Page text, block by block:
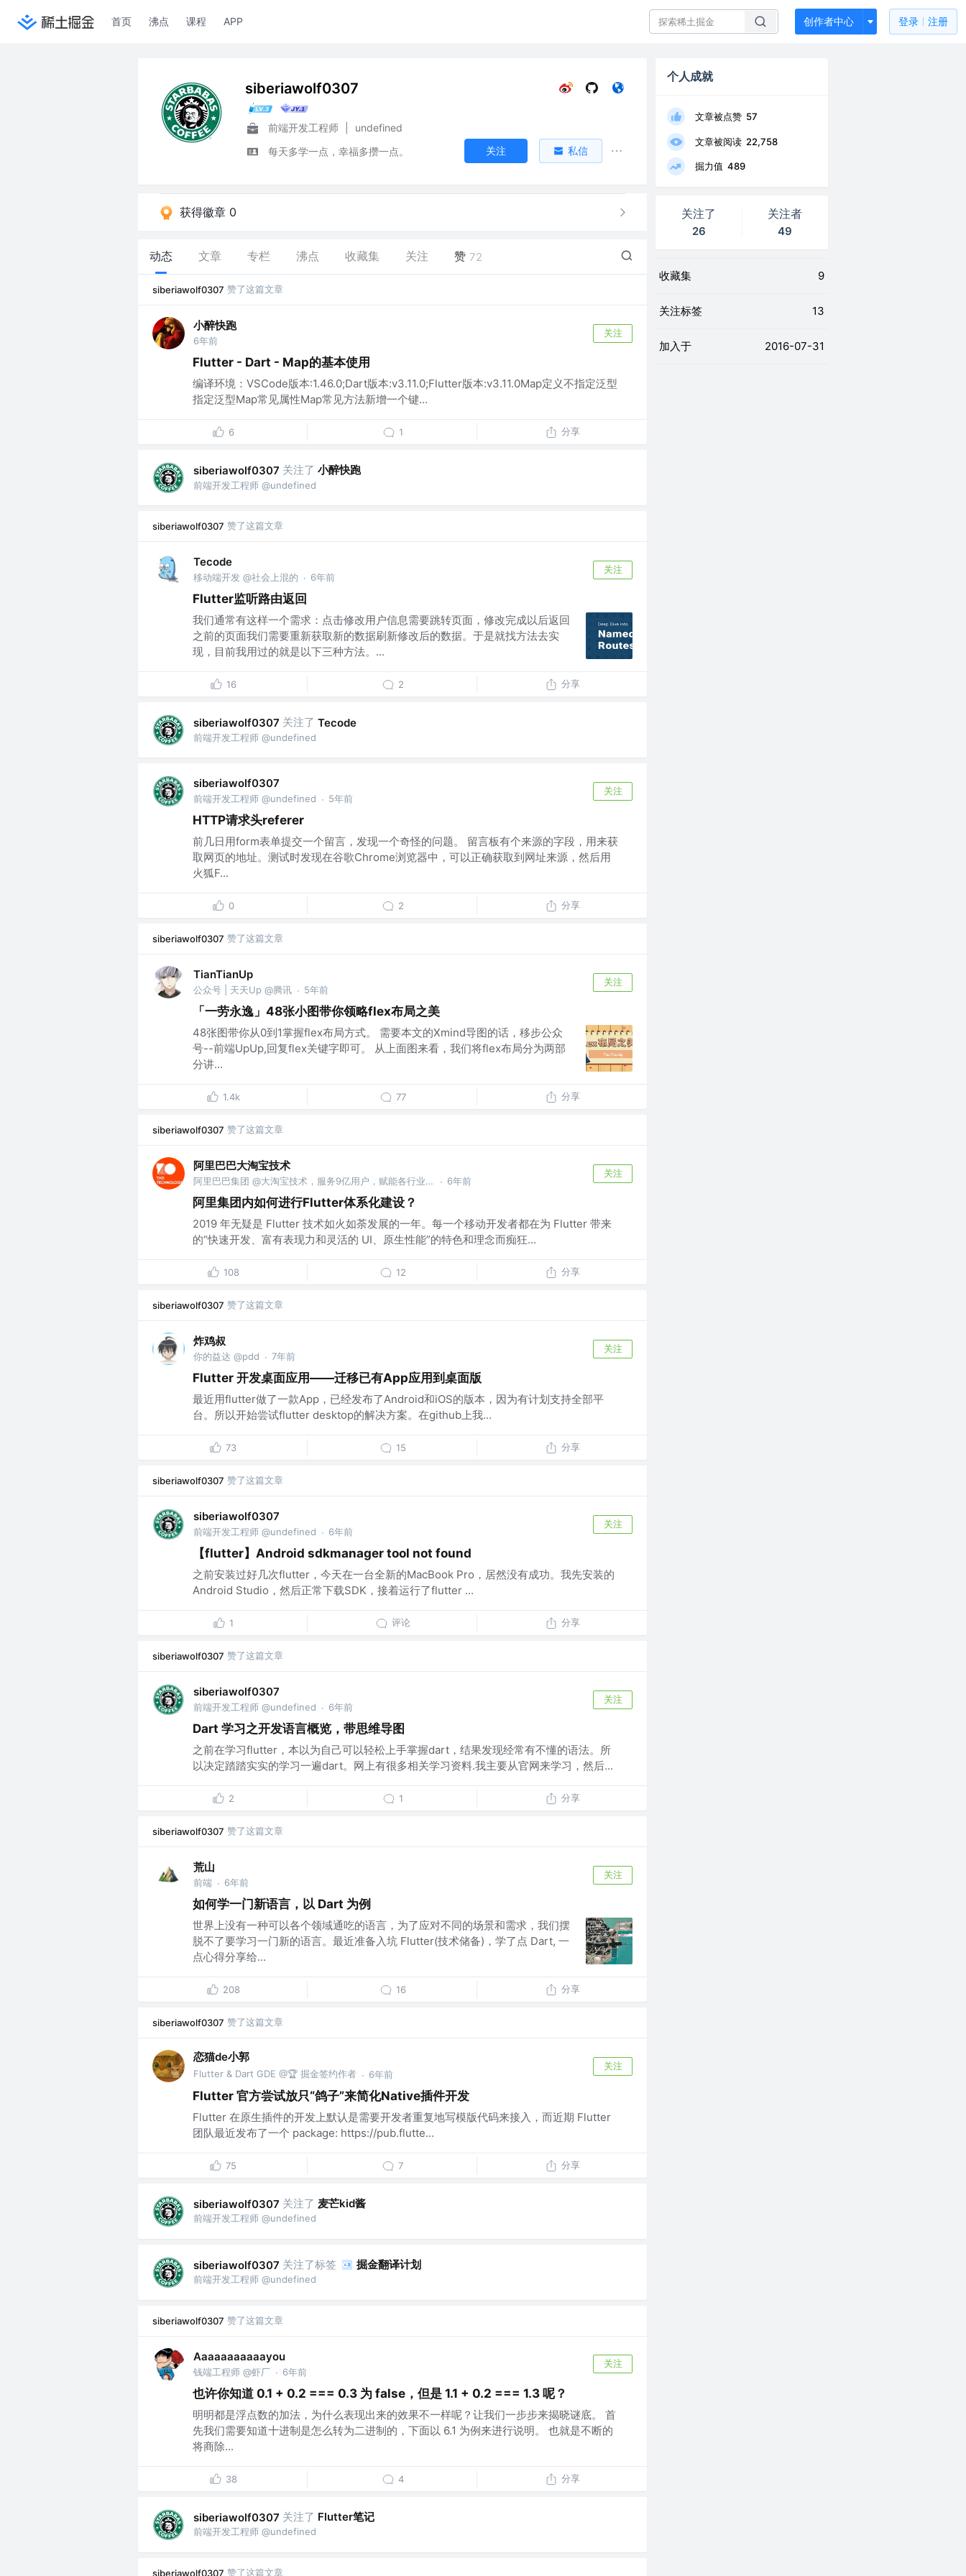
首页 沸点 课程 APP 创作者中心 登录 注册
siberiawolf0307
前端开发工程师
undefined
每天多学一点，幸福多攒一点。
关注 私信
获得徽章 0
动态 文章 专栏 沸点 收藏集 关注 赞 72
siberiawolf0307 赞了这篇文章
小醉快跑
6年前
关注
Flutter - Dart - Map的基本使用
编译环境：VSCode版本:1.46.0;Dart版本:v3.11.0;Flutter版本:v3.11.0Map定义不指定泛型
指定泛型Map常见属性Map常见方法新增一个键...
6 1 分享
siberiawolf0307 关注了 小醉快跑
前端开发工程师 @undefined
siberiawolf0307 赞了这篇文章
Tecode
移动端开发 @社会上混的 · 6年前
关注
Flutter监听路由返回
我们通常有这样一个需求：点击修改用户信息需要跳转页面，修改完成以后返回
之前的页面我们需要重新获取新的数据刷新修改后的数据。于是就找方法去实
现，目前我用过的就是以下三种方法。...
16 2 分享
siberiawolf0307 关注了 Tecode
前端开发工程师 @undefined
siberiawolf0307
前端开发工程师 @undefined · 5年前
关注
HTTP请求头referer
前几日用form表单提交一个留言，发现一个奇怪的问题。 留言板有个来源的字段，用来获
取网页的地址。测试时发现在谷歌Chrome浏览器中，可以正确获取到网址来源，然后用
火狐F...
0 2 分享
siberiawolf0307 赞了这篇文章
TianTianUp
公众号 | 天天Up @腾讯 · 5年前
关注
「一劳永逸」48张小图带你领略flex布局之美
48张图带你从0到1掌握flex布局方式。 需要本文的Xmind导图的话，移步公众
号--前端UpUp,回复flex关键字即可。 从上面图来看，我们将flex布局分为两部
分讲...
1.4k 77 分享
siberiawolf0307 赞了这篇文章
阿里巴巴大淘宝技术
阿里巴巴集团 @大淘宝技术，服务9亿用户，赋能各行业1000万商家，作为核心技术团队保障14次双十一购物狂欢节成功 · 6年前
关注
阿里集团内如何进行Flutter体系化建设？
2019 年无疑是 Flutter 技术如火如荼发展的一年。每一个移动开发者都在为 Flutter 带来
的“快速开发、富有表现力和灵活的 UI、原生性能”的特色和理念而痴狂...
108 12 分享
siberiawolf0307 赞了这篇文章
炸鸡叔
你的益达 @pdd · 7年前
关注
Flutter 开发桌面应用——迁移已有App应用到桌面版
最近用flutter做了一款App，已经发布了Android和iOS的版本，因为有计划支持全部平
台。所以开始尝试flutter desktop的解决方案。在github上我...
73 15 分享
siberiawolf0307 赞了这篇文章
siberiawolf0307
前端开发工程师 @undefined · 6年前
关注
【flutter】Android sdkmanager tool not found
之前安装过好几次flutter，今天在一台全新的MacBook Pro，居然没有成功。我先安装的
Android Studio，然后正常下载SDK，接着运行了flutter ...
1 评论 分享
siberiawolf0307 赞了这篇文章
siberiawolf0307
前端开发工程师 @undefined · 6年前
关注
Dart 学习之开发语言概览，带思维导图
之前在学习flutter，本以为自己可以轻松上手掌握dart，结果发现经常有不懂的语法。所
以决定踏踏实实的学习一遍dart。网上有很多相关学习资料.我主要从官网来学习，然后...
2 1 分享
siberiawolf0307 赞了这篇文章
荒山
前端 · 6年前
关注
如何学一门新语言，以 Dart 为例
世界上没有一种可以各个领域通吃的语言，为了应对不同的场景和需求，我们摆
脱不了要学习一门新的语言。最近准备入坑 Flutter(技术储备)，学了点 Dart, 一
点心得分享给...
208 16 分享
siberiawolf0307 赞了这篇文章
恋猫de小郭
Flutter & Dart GDE @🏆 掘金签约作者 · 6年前
关注
Flutter 官方尝试放只“鸽子”来简化Native插件开发
Flutter 在原生插件的开发上默认是需要开发者重复地写模版代码来接入，而近期 Flutter
团队最近发布了一个 package: https://pub.flutte...
75 7 分享
siberiawolf0307 关注了 麦芒kid酱
前端开发工程师 @undefined
siberiawolf0307 关注了标签 掘金翻译计划
前端开发工程师 @undefined
siberiawolf0307 赞了这篇文章
Aaaaaaaaaaayou
钱端工程师 @虾厂 · 6年前
关注
也许你知道 0.1 + 0.2 === 0.3 为 false，但是 1.1 + 0.2 === 1.3 呢？
明明都是浮点数的加法，为什么表现出来的效果不一样呢？让我们一步步来揭晓谜底。 首
先我们需要知道十进制是怎么转为二进制的，下面以 6.1 为例来进行说明。 也就是不断的
将商除...
38 4 分享
siberiawolf0307 关注了 Flutter笔记
前端开发工程师 @undefined
siberiawolf0307 赞了这篇文章
个人成就
文章被点赞 57
文章被阅读 22,758
掘力值 489
关注了
26
关注者
49
收藏集 9
关注标签 13
加入于 2016-07-31